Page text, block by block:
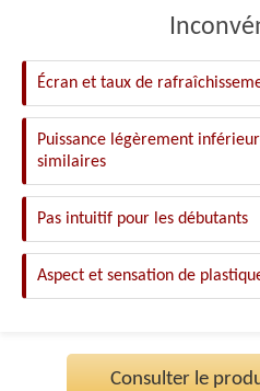
Écran et taux de
Puissance légèrement
similaires
Pas intuitif pour les débutants
Aspect et sensation de
Consulter le